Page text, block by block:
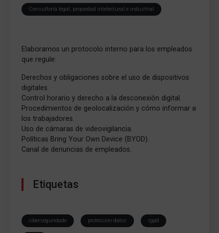
Consultoría legal, propiedad intelectural e industrial
Elaboramos un protocolo interno para los empleados
que regule:
Derechos y obligaciones sobre el uso de dispositivos
digitales.
Control horario y derecho a la desconexión digital.
Procedimientos de geolocalización y cómo informar a
los trabajadores.
Uso de cámaras de videovigilancia.
Políticas Bring Your Own Device (BYOD).
Canal de denuncias de empleados.
Etiquetas
ciberseguridade proteccion-datos rgpd